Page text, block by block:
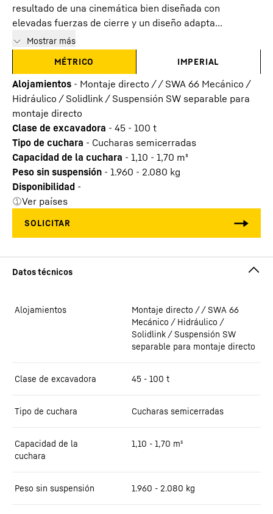
resultado de una cinemática bien diseñada con
elevadas fuerzas de cierre y un diseño adapta...
Mostrar más
MÉTRICO
IMPERIAL
Alojamientos - Montaje directo / / SWA 66 Mecánico /
Hidráulico / Solidlink / Suspensión SW separable para
montaje directo
Clase de excavadora - 45 - 100 t
Tipo de cuchara - Cucharas semicerradas
Capacidad de la cuchara - 1,10 - 1,70 m³
Peso sin suspensión - 1.960 - 2.080 kg
Disponibilidad -
Ver países
Alojamientos
Montaje directo / / SWA 66
Mecánico / Hidráulico /
Solidlink / Suspensión SW
separable para montaje directo
Clase de excavadora 45 - 100 t
Tipo de cuchara Cucharas semicerradas
Capacidad de la
cuchara
1,10 - 1,70 m³
Peso sin suspensión 1.960 - 2.080 kg